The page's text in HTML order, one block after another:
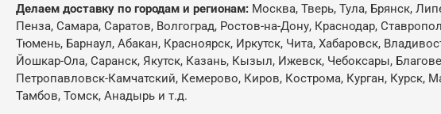
Делаем доставку по городам и регионам: Москва, Тверь, Тула, Брянск,
Пенза, Самара, Саратов, Волгоград, Ростов-на-Дону, Краснодар,
Тюмень, Барнаул, Абакан, Красноярск, Иркутск, Чита, Хабаровск,
Йошкар-Ола, Саранск, Якутск, Казань, Кызыл, Ижевск, Чебоксары,
Петропавловск-Камчатский, Кемерово, Киров, Кострома, Курган, Курск,
Тамбов, Томск, Анадырь и т.д.